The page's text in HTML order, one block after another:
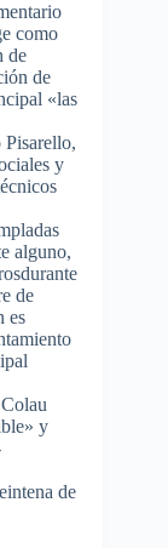
como
de
de
«las
Pisarello,
y
alguno,
de
es
y
de